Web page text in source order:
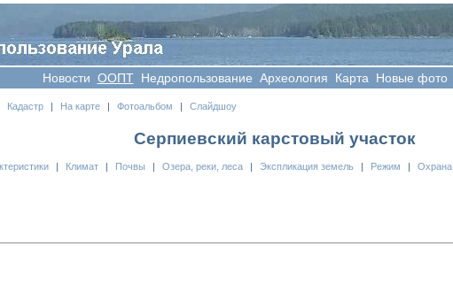
Новости OOПT Недропользование Археология Карта Новые фото
Кадастр | На карте | Фотоальбом | Слайдшоу
Серпиевский карстовый участок
Климат Почвы Озера, реки, леса Экспликация земель Режим Охрана